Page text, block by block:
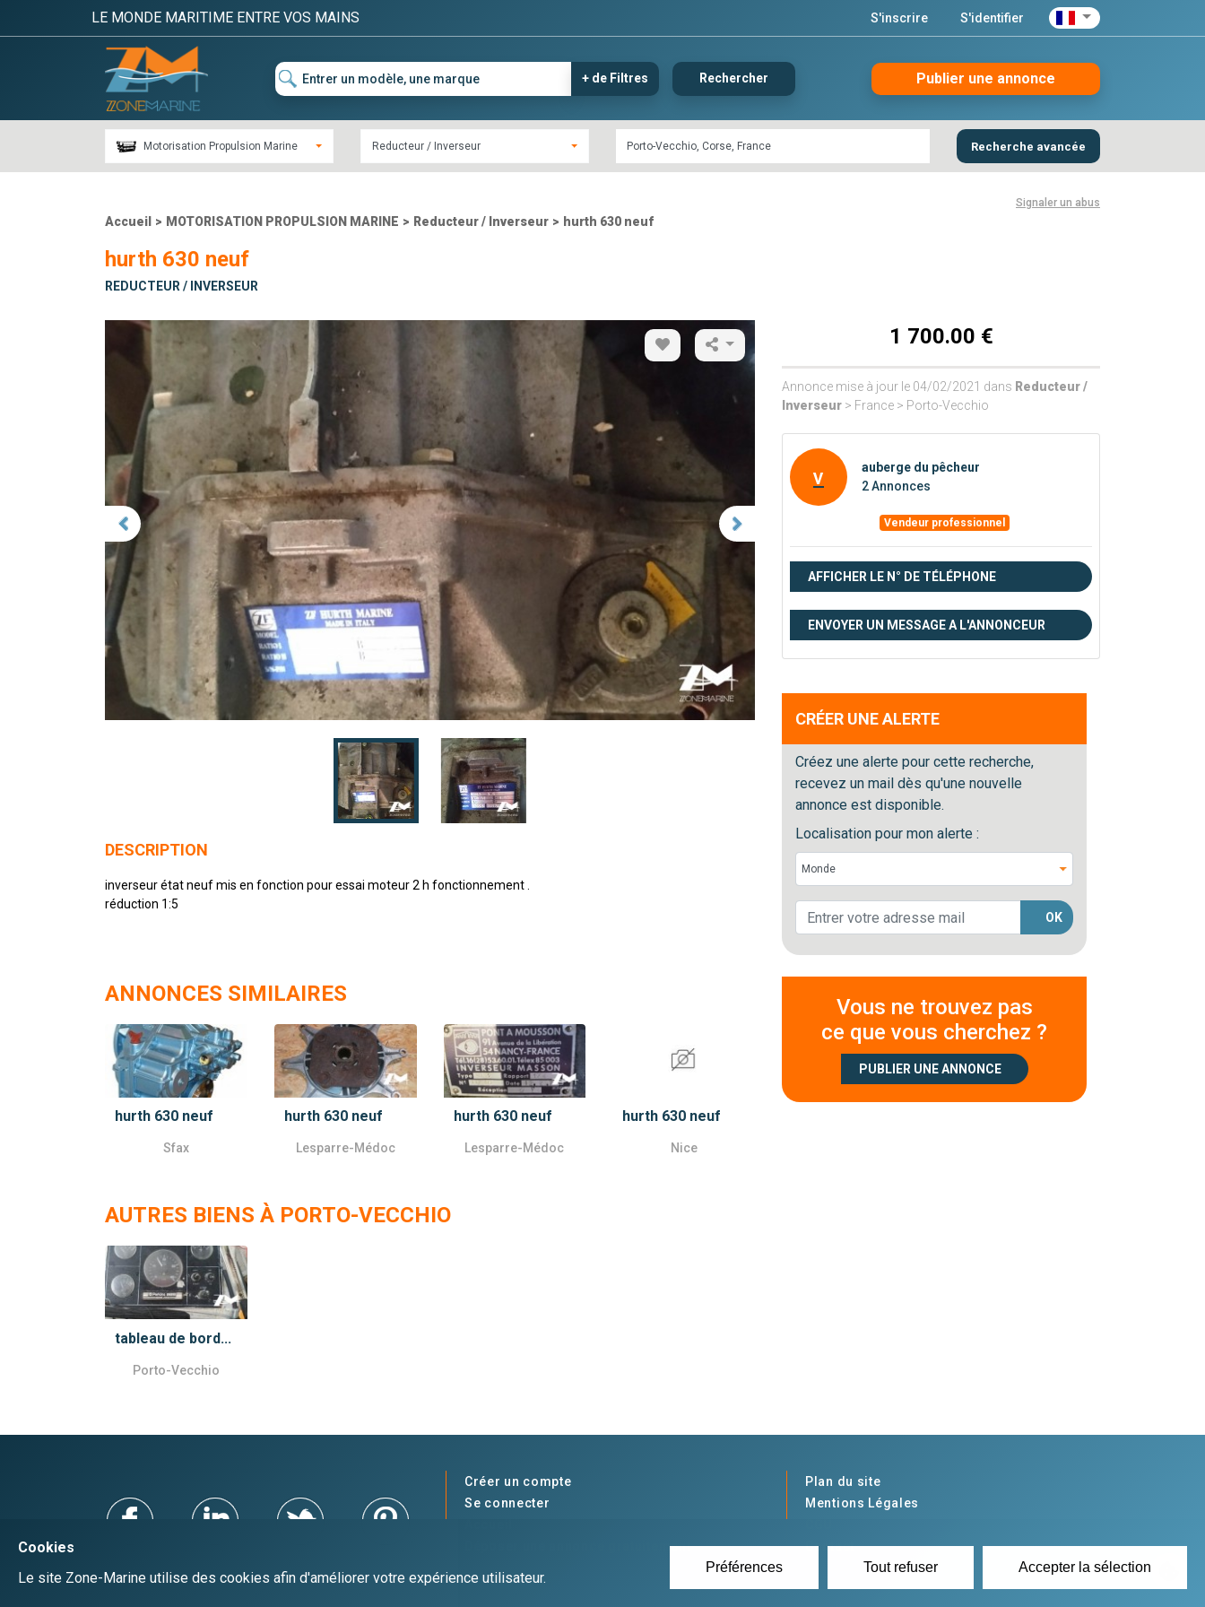
LE MONDE MARITIME ENTRE VOS MAINS S'inscrire S'identifier
+ de Filtres Rechercher Publier une annonce
Motorisation Propulsion Marine Reducteur / Inverseur Recherche avancée
Signaler un abus
Accueil > MOTORISATION PROPULSION MARINE > Reducteur / Inverseur > hurth 630 neuf
hurth 630 neuf
REDUCTEUR / INVERSEUR
DESCRIPTION
inverseur état neuf mis en fonction pour essai moteur 2 h fonctionnement .
réduction 1:5
ANNONCES SIMILAIRES
hurth 630 neuf
Sfax
hurth 630 neuf
Lesparre-Médoc
hurth 630 neuf
Lesparre-Médoc
hurth 630 neuf
Nice
AUTRES BIENS À PORTO-VECCHIO
tableau de bord...
Porto-Vecchio
1 700.00 €
Annonce mise à jour le 04/02/2021 dans Reducteur /
Inverseur > France > Porto-Vecchio
v
auberge du pêcheur
2 Annonces
Vendeur professionnel
AFFICHER LE N° DE TÉLÉPHONE
ENVOYER UN MESSAGE A L'ANNONCEUR
CRÉER UNE ALERTE
Créez une alerte pour cette recherche,
recevez un mail dès qu'une nouvelle
annonce est disponible.
Localisation pour mon alerte :
OK
Vous ne trouvez pas
ce que vous cherchez ?
PUBLIER UNE ANNONCE
Créer un compte
Se connecter
Déposer une annonce gratuitement
Plan du site
Mentions Légales
Contact